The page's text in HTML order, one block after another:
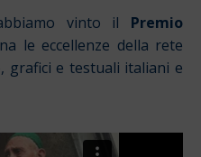
vinto il Premio
le eccellenze della rete
grafici e testuali italiani e